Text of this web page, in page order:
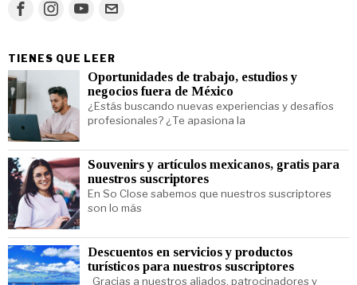
TIENES QUE LEER
Oportunidades de trabajo, estudios y
negocios fuera de México
¿Estás buscando nuevas experiencias y desafíos
profesionales? ¿Te apasiona la
Souvenirs y artículos mexicanos, gratis para
nuestros suscriptores
En So Close sabemos que nuestros suscriptores
son lo más
Descuentos en servicios y productos
turísticos para nuestros suscriptores
Gracias a nuestros aliados, patrocinadores y